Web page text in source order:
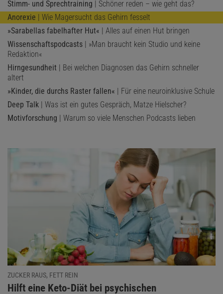
Stimm- und Sprechtraining | Schöner reden – wie geht das?
Anorexie | Wie Magersucht das Gehirn fesselt
»Sarabellas fabelhafter Hut« | Alles auf einen Hut bringen
Wissenschaftspodcasts | »Man braucht kein Studio und keine
Redaktion«
Hirngesundheit | Bei welchen Diagnosen das Gehirn schneller
altert
»Kinder, die durchs Raster fallen« | Für eine neuroinklusive Schule
Deep Talk | Was ist ein gutes Gespräch, Matze Hielscher?
Motivforschung | Warum so viele Menschen Podcasts lieben
ZUCKER RAUS, FETT REIN
:
Hilft eine Keto-Diät bei psychischen